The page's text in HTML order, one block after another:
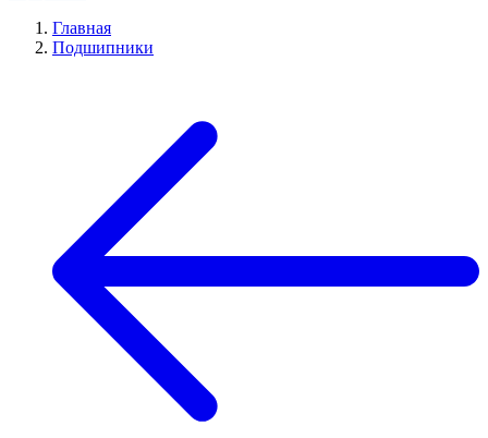
Главная
Подшипники